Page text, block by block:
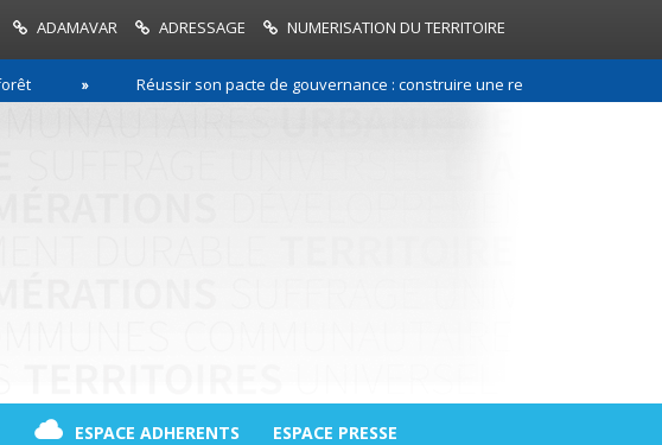
ADAMAVAR ADRESSAGE NUMERISATION DU TERRITOIRE
Réussir son pacte de gouvernance : construire une relation de confiance entre
ESPACE ADHERENTS ESPACE PRESSE